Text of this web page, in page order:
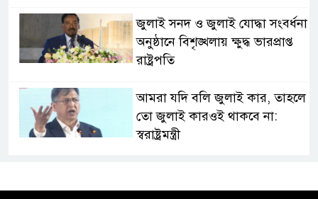
জুলাই সনদ ও জুলাই যোদ্ধা সংবর্ধনা
অনুষ্ঠানে বিশৃঙ্খলায় ক্ষুদ্ধ ভারপ্রাপ্ত
রাষ্ট্রপতি
আমরা যদি বলি জুলাই কার, তাহলে
তো জুলাই কারওই থাকবে না:
স্বরাষ্ট্রমন্ত্রী